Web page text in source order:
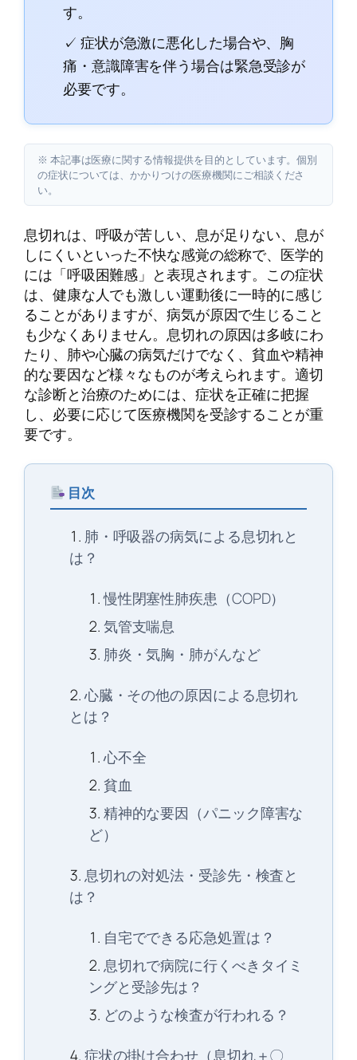
す。
✓ 症状が急激に悪化した場合や、胸
痛・意識障害を伴う場合は緊急受診が
必要です。
※ 本記事は医療に関する情報提供を目的としています。個別
の症状については、かかりつけの医療機関にご相談くださ
い。
息切れは、呼吸が苦しい、息が足りない、息が
しにくいといった不快な感覚の総称で、医学的
には「呼吸困難感」と表現されます。この症状
は、健康な人でも激しい運動後に一時的に感じ
ることがありますが、病気が原因で生じること
も少なくありません。息切れの原因は多岐にわ
たり、肺や心臓の病気だけでなく、貧血や精神
的な要因など様々なものが考えられます。適切
な診断と治療のためには、症状を正確に把握
し、必要に応じて医療機関を受診することが重
要です。
目次
肺・呼吸器の病気による息切れと
は？
慢性閉塞性肺疾患（COPD）
気管支喘息
肺炎・気胸・肺がんなど
心臓・その他の原因による息切れ
とは？
心不全
貧血
精神的な要因（パニック障害な
ど）
息切れの対処法・受診先・検査と
は？
自宅でできる応急処置は？
息切れで病院に行くべきタイミ
ングと受診先は？
どのような検査が行われる？
症状の掛け合わせ（息切れ＋〇